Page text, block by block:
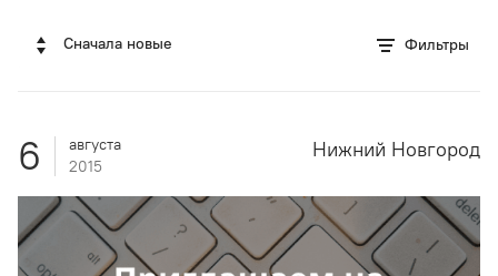
Сначала новые Фильтры
6
августа
2015
Нижний Новгород